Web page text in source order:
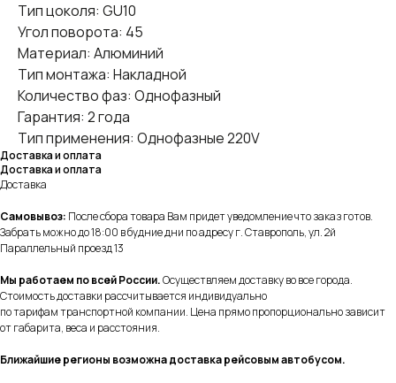
Тип цоколя: GU10
Угол поворота: 45
Материал: Алюминий
Тип монтажа: Накладной
Количество фаз: Однофазный
Гарантия: 2 года
Тип применения: Однофазные 220V
Доставка и оплата
Доставка и оплата
Доставка
Самовывоз: После сбора товара Вам придет уведомление что заказ готов.
Забрать можно до 18:00 в будние дни по адресу г. Ставрополь, ул. 2й
Параллельный проезд 13
Мы работаем по всей России.Осуществляем доставку во все города.
Стоимость доставки рассчитывается индивидуально
по тарифам транспортной компании. Цена прямо пропорционально зависит
от габарита, веса и расстояния.
Ближайшие регионы возможна доставка рейсовым автобусом.